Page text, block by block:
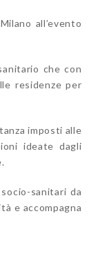
all’evento
che con
residenze per
imposti alle
ideate dagli
sanitari da
e accompagna